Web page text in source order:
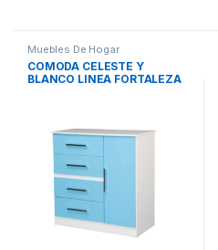
Muebles De Hogar
COMODA CELESTE Y
BLANCO LINEA FORTALEZA